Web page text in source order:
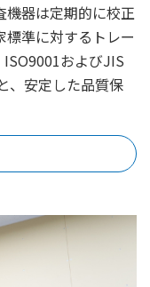
器は定期的に校正
標準に対するトレー
およびJIS
、安定した品質保